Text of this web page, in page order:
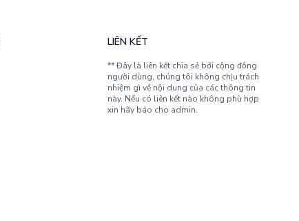
LIÊN KẾT
** Đây là liên kết chia sẻ bới cộng đồng
người dùng, chúng tôi không chịu trách
nhiệm gì về nội dung của các thông tin
này. Nếu có liên kết nào không phù hợp
xin hãy báo cho admin.